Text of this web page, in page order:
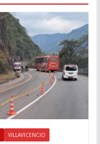
VILLAVICENCIO